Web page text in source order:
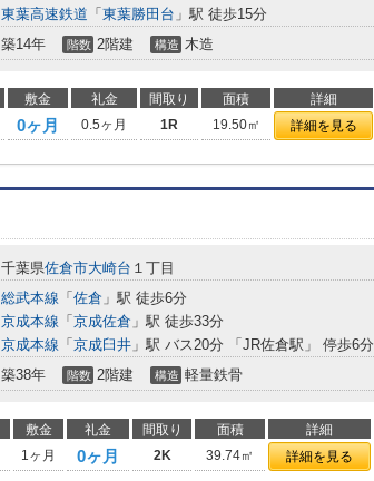
東葉高速鉄道 「 東葉勝田台 」駅 徒歩15分
築14年 階数 2階建 構造 木造
敷金 礼金 間取り 面積 詳細
0ヶ月 0.5ヶ月 1R 19.50㎡ 詳細を見る
千葉県佐倉市大崎台 １丁目
総武本線 「 佐倉 」駅 徒歩6分
京成本線 「 京成佐倉 」駅 徒歩33分
京成本線 「 京成臼井 」駅 バス20分 「JR佐倉駅」 停歩6分
築38年 階数 2階建 構造 軽量鉄骨
敷金 礼金 間取り 面積 詳細
1ヶ月 0ヶ月 2K 39.74㎡ 詳細を見る